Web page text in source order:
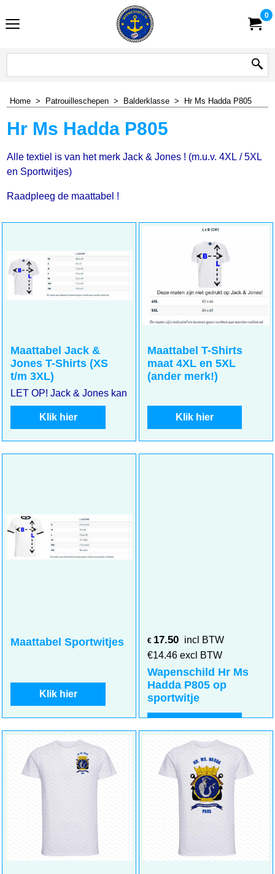
0
Home > Patrouilleschepen > Balderklasse > Hr Ms Hadda P805
Hr Ms Hadda P805
Alle textiel is van het merk Jack & Jones ! (m.u.v. 4XL / 5XL
en Sportwitjes)
Raadpleeg de maattabel !
Maattabel Jack &
Jones T-Shirts (XS
t/m 3XL)
LET OP! Jack & Jones kan kleiner uitvallen. Meet goed uw
Klik hier
Maattabel T-Shirts
maat 4XL en 5XL
(ander merk!)
Klik hier
Maattabel Sportwitjes
Klik hier
€ 17.50 incl BTW
€14.46 excl BTW
Wapenschild Hr Ms
Hadda P805 op
sportwitje